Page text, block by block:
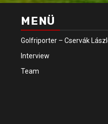
MENÜ
Golfriporter – Cservák
Interview
Team